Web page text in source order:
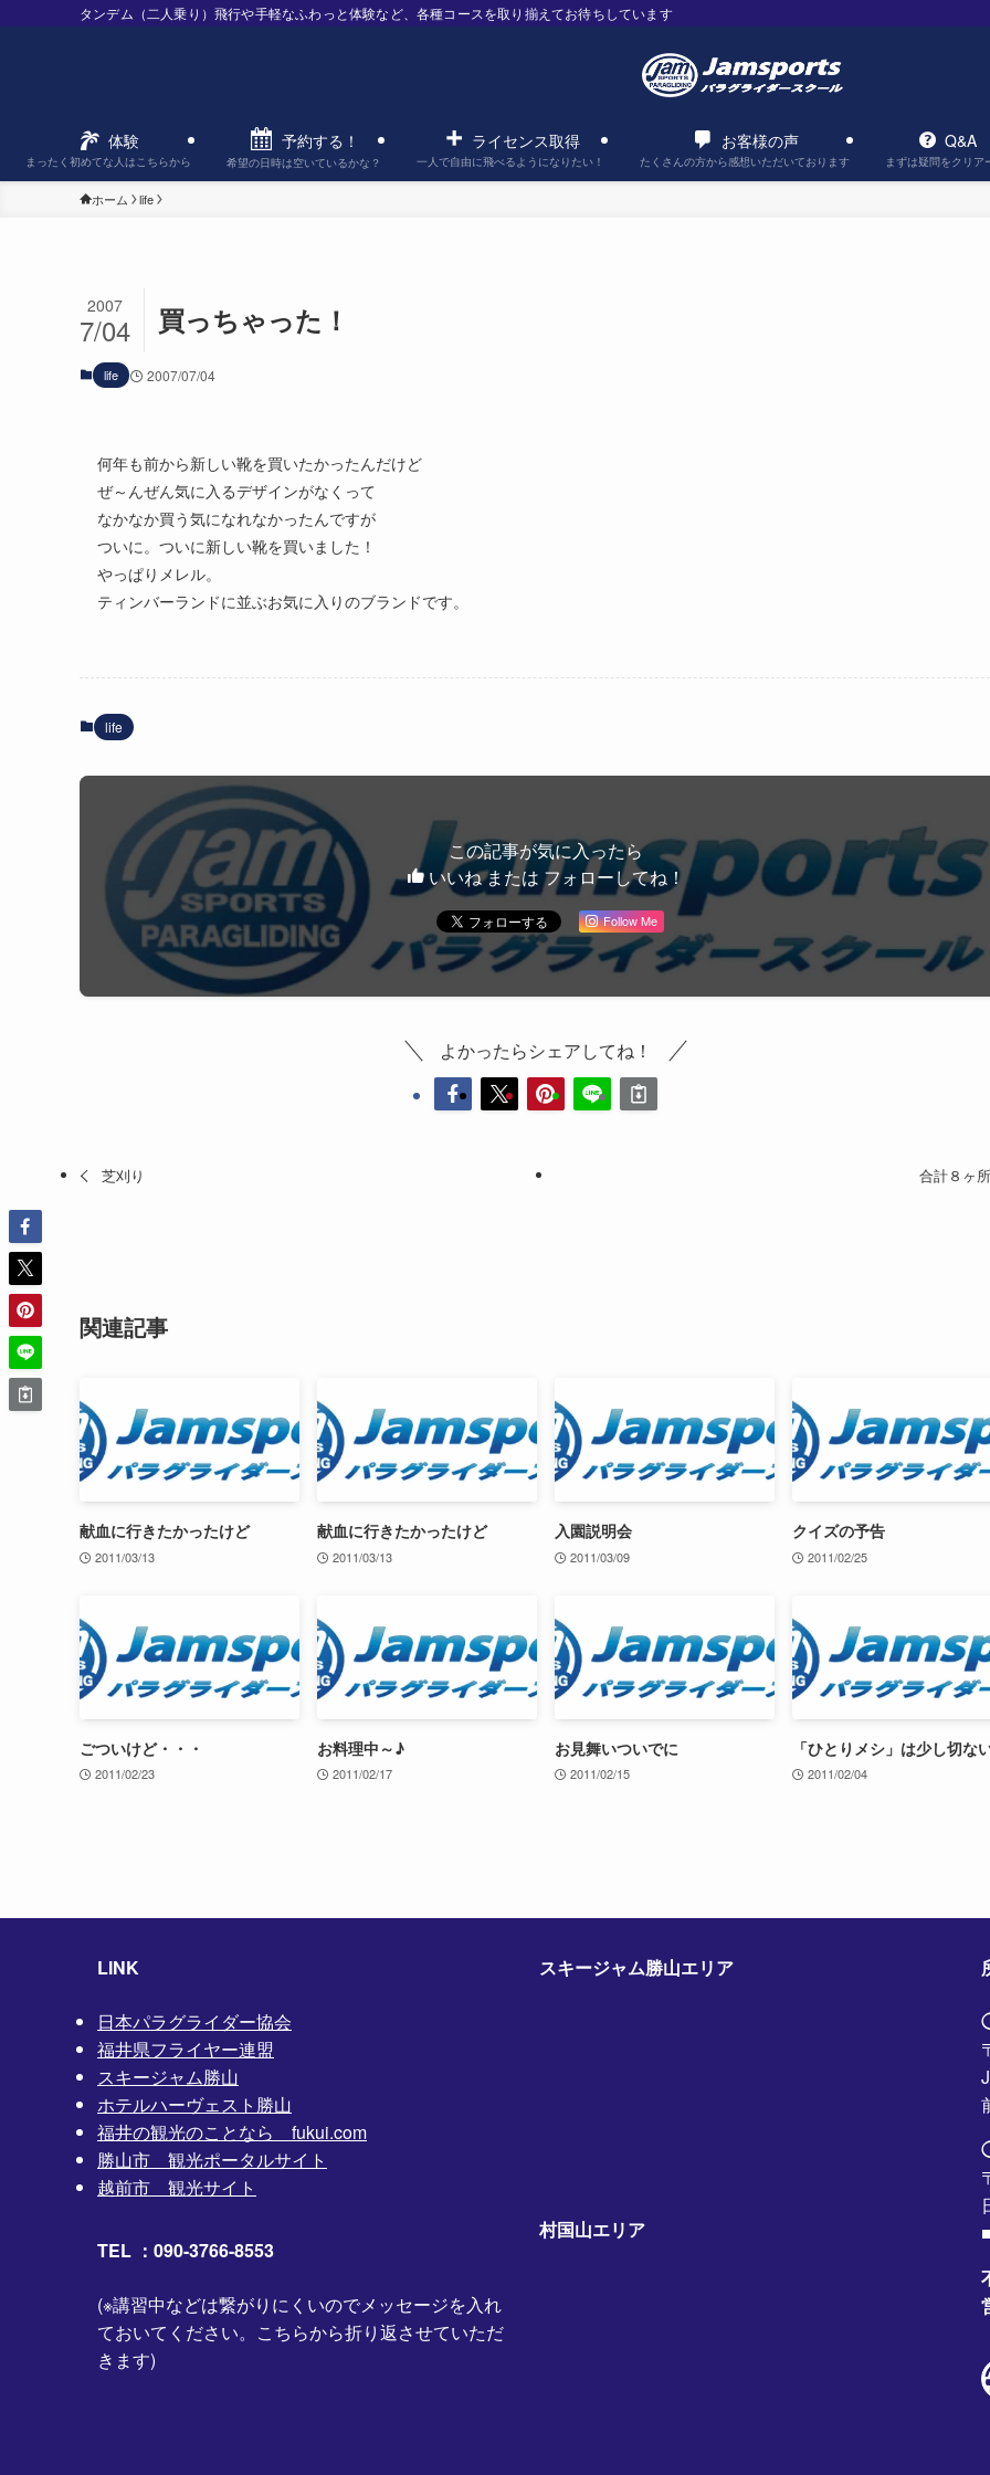
タンデム（二人乗り）飛行や手軽なふわっと体験など、各種コースを取り揃えてお待ちしています
体験
まったく初めてな人はこちらから
予約する！
希望の日時は空いているかな？
ライセンス取得
一人で自由に飛べるようになりたい！
お客様の声
たくさんの方から感想いただいております
Q&A
まずは疑問をクリア
ホーム life
買っちゃった！
2007
7/04
life 2007/07/04
何年も前から新しい靴を買いたかったんだけど
ぜ～んぜん気に入るデザインがなくって
なかなか買う気になれなかったんですが
ついに。ついに新しい靴を買いました！
やっぱりメレル。
ティンバーランドに並ぶお気に入りのブランドです。
life
この記事が気に入ったら
いいね または フォローしてね！
Follow Me
よかったらシェアしてね！
芝刈り 合計８ヶ所
関連記事
献血に行きたかったけど
2011/03/13
献血に行きたかったけど
2011/03/13
入園説明会
2011/03/09
クイズの予告
2011/02/25
ごついけど・・・
2011/02/23
お料理中～♪
2011/02/17
お見舞いついでに
2011/02/15
「ひとりメシ」は少し切な
2011/02/04
LINK
日本パラグライダー協会
福井県フライヤー連盟
スキージャム勝山
ホテルハーヴェスト勝山
福井の観光のことなら fukui.com
勝山市 観光ポータルサイト
越前市 観光サイト
TEL ：090-3766-8553
(※講習中などは繋がりにくいのでメッセージを入れ
ておいてください。こちらから折り返させていただ
きます)
スキージャム勝山エリア
村国山エリア